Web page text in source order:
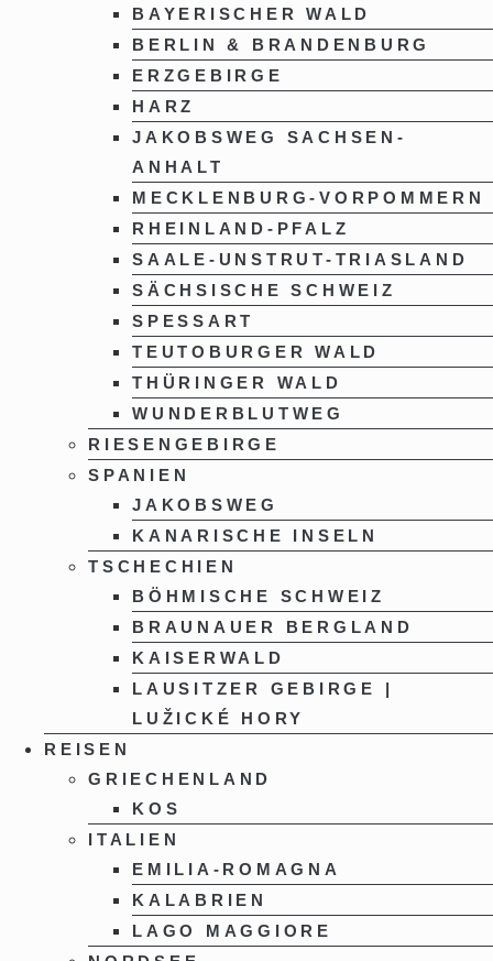
BAYERISCHER WALD
BERLIN & BRANDENBURG
ERZGEBIRGE
HARZ
JAKOBSWEG SACHSEN-
ANHALT
MECKLENBURG-VORPOMMERN
RHEINLAND-PFALZ
SAALE-UNSTRUT-TRIASLAND
SÄCHSISCHE SCHWEIZ
SPESSART
TEUTOBURGER WALD
THÜRINGER WALD
WUNDERBLUTWEG
RIESENGEBIRGE
SPANIEN
JAKOBSWEG
KANARISCHE INSELN
TSCHECHIEN
BÖHMISCHE SCHWEIZ
BRAUNAUER BERGLAND
KAISERWALD
LAUSITZER GEBIRGE |
LUŽICKÉ HORY
REISEN
GRIECHENLAND
KOS
ITALIEN
EMILIA-ROMAGNA
KALABRIEN
LAGO MAGGIORE